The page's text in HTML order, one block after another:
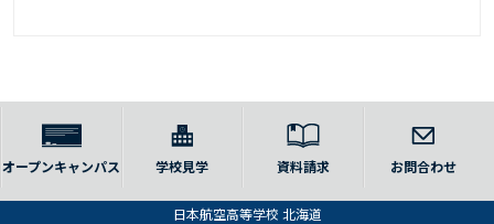
オープンキャンパス 学校見学 資料請求 お問合わせ
日本航空高等学校 北海道